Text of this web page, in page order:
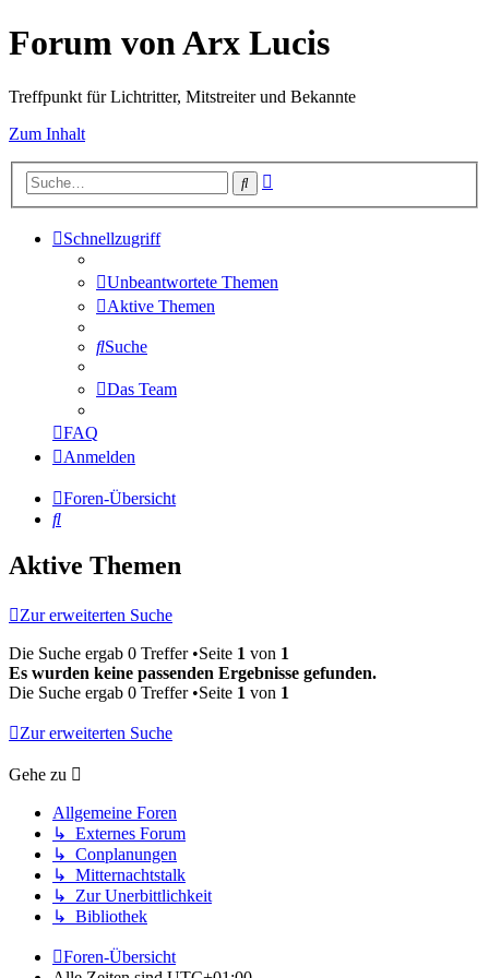
Forum von Arx Lucis
Treffpunkt für Lichtritter, Mitstreiter und Bekannte
Zum Inhalt
Suche
Schnellzugriff
Unbeantwortete Themen
Aktive Themen
Suche
Das Team
FAQ
Anmelden
Foren-Übersicht
Suche
Aktive Themen
Zur erweiterten Suche
Die Suche ergab 0 Treffer •Seite 1 von 1
Es wurden keine passenden Ergebnisse gefunden.
Die Suche ergab 0 Treffer •Seite 1 von 1
Zur erweiterten Suche
Gehe zu
Allgemeine Foren
↳ Externes Forum
↳ Conplanungen
↳ Mitternachtstalk
↳ Zur Unerbittlichkeit
↳ Bibliothek
Foren-Übersicht